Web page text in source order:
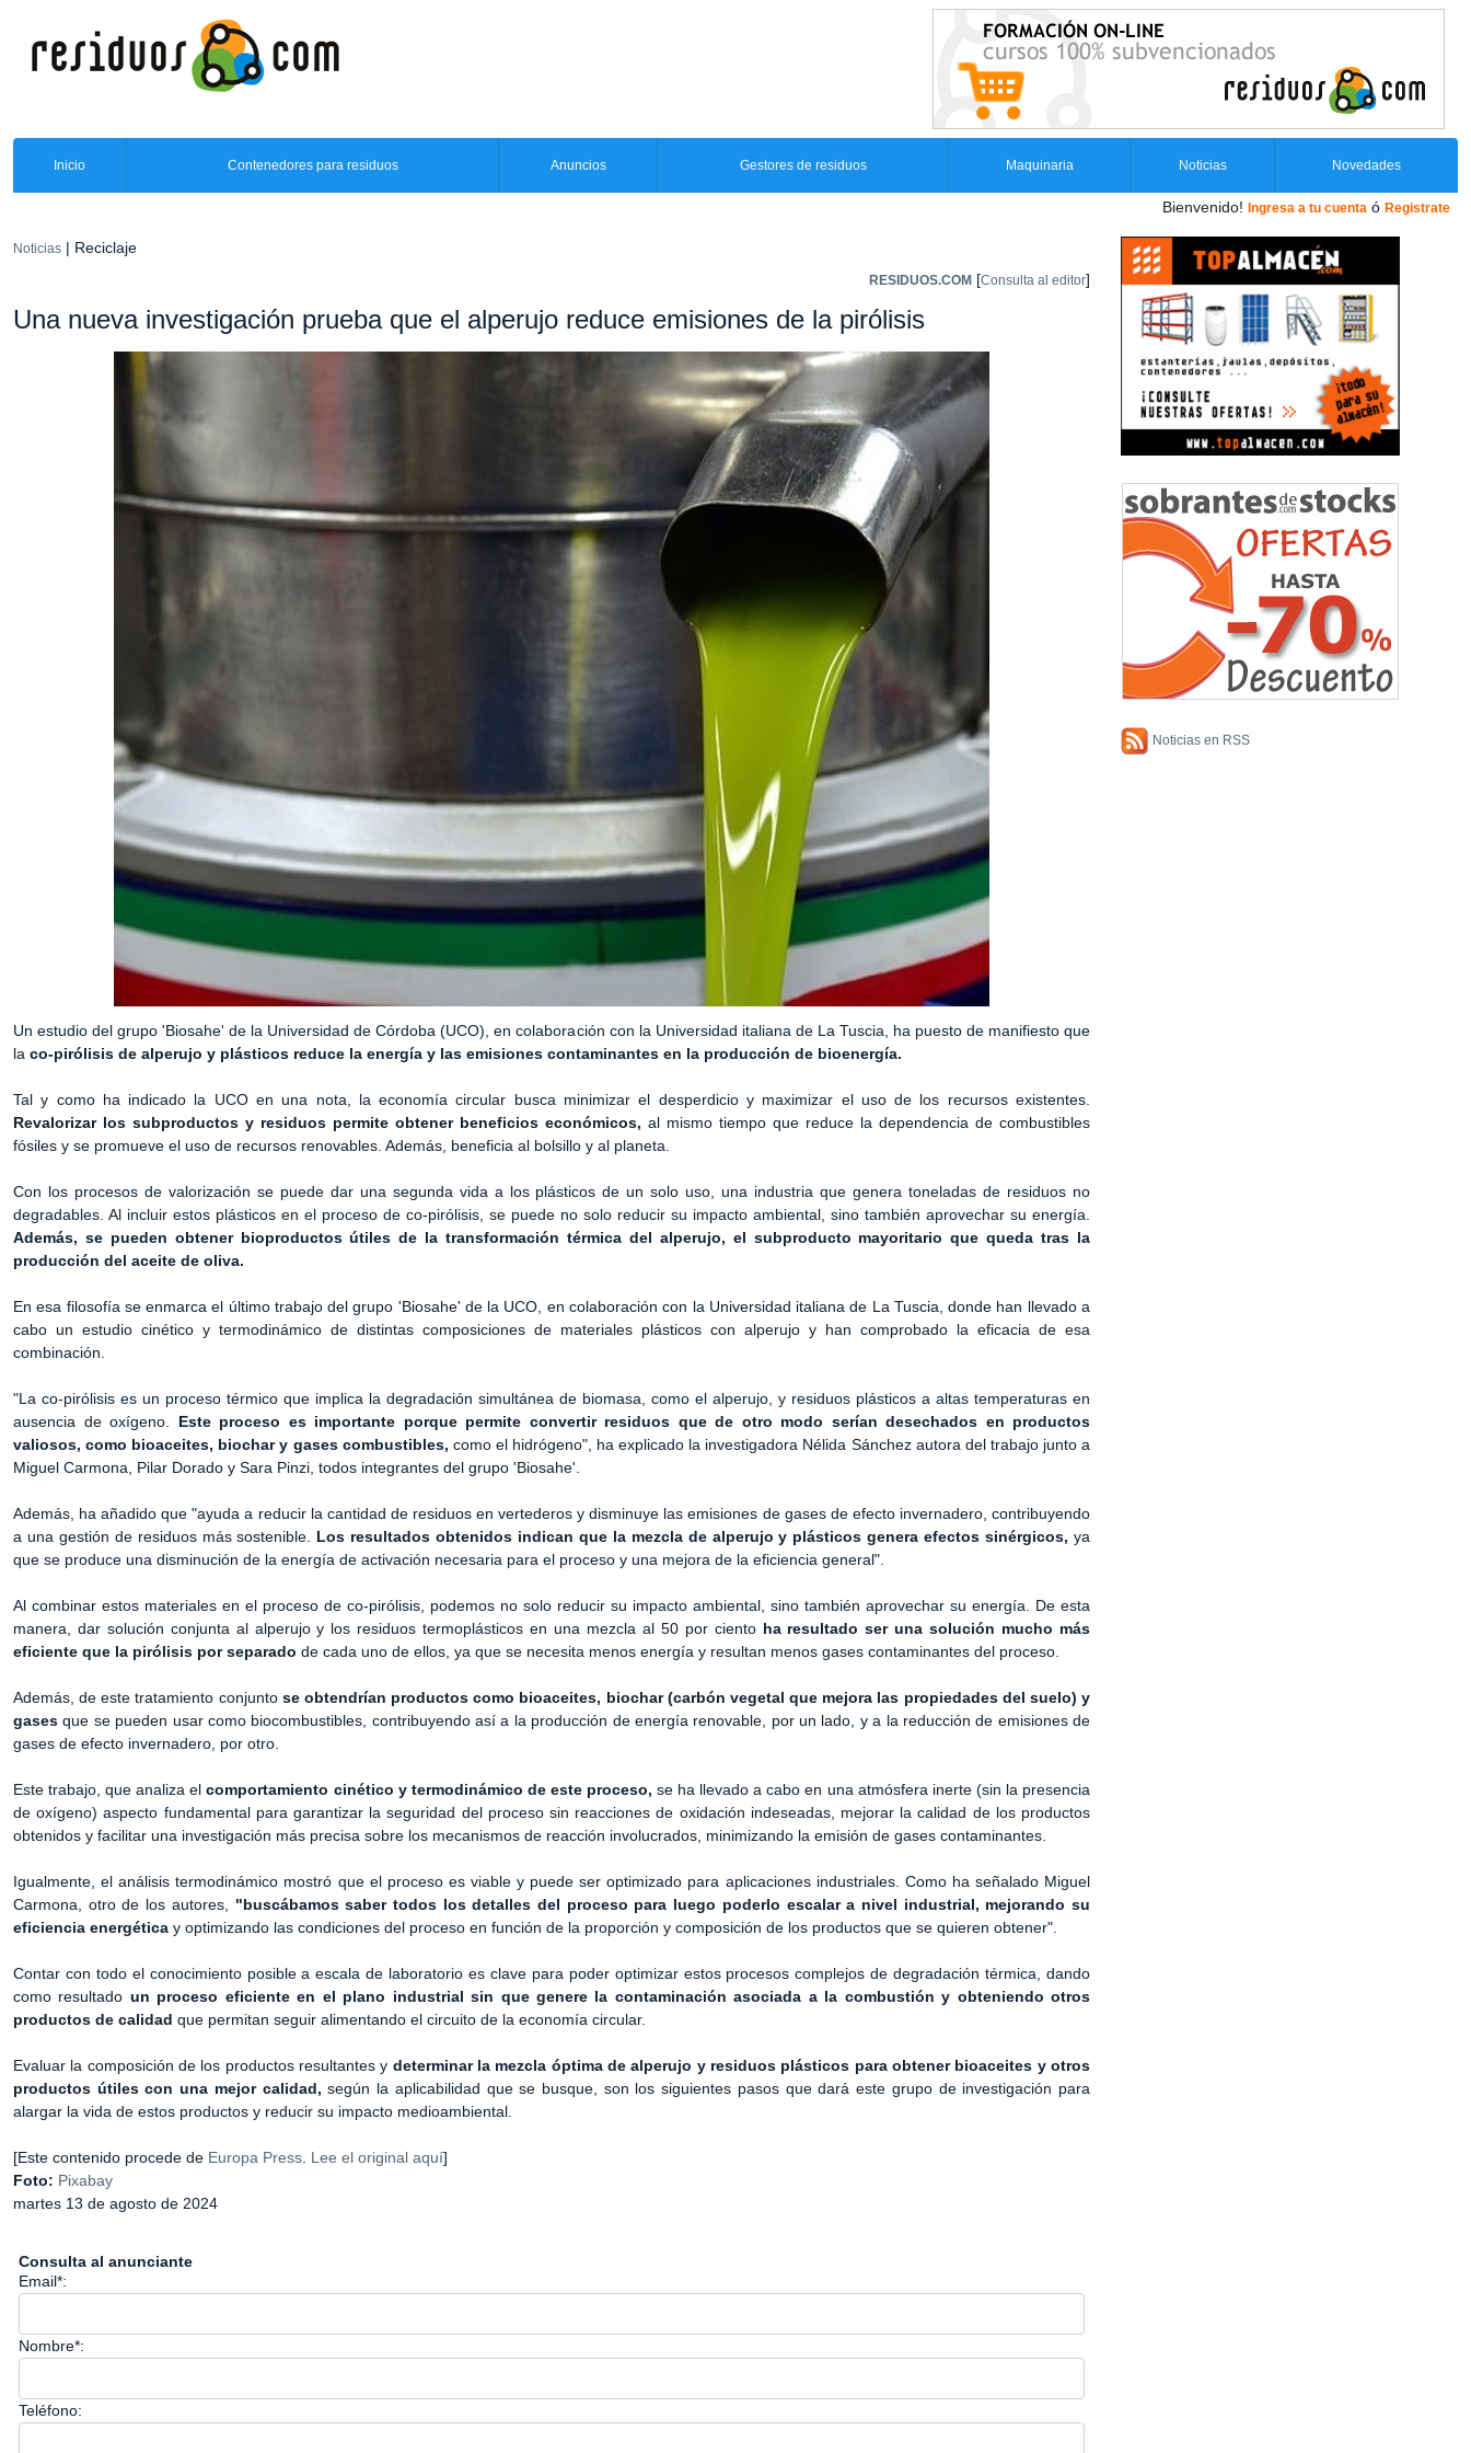
Inicio Contenedores para residuos Anuncios Gestores de residuos Maquinaria Noticias Novedades
Bienvenido! Ingresa a tu cuenta ó Registrate
Noticias | Reciclaje
RESIDUOS.COM [Consulta al editor]
Una nueva investigación prueba que el alperujo reduce emisiones de la pirólisis
Un estudio del grupo 'Biosahe' de la Universidad de Córdoba (UCO), en colaboración con la Universidad italiana de La Tuscia, ha puesto de manifiesto que
la co-pirólisis de alperujo y plásticos reduce la energía y las emisiones contaminantes en la producción de bioenergía.
Tal y como ha indicado la UCO en una nota, la economía circular busca minimizar el desperdicio y maximizar el uso de los recursos existentes.
Revalorizar los subproductos y residuos permite obtener beneficios económicos, al mismo tiempo que reduce la dependencia de combustibles
fósiles y se promueve el uso de recursos renovables. Además, beneficia al bolsillo y al planeta.
Con los procesos de valorización se puede dar una segunda vida a los plásticos de un solo uso, una industria que genera toneladas de residuos no
degradables. Al incluir estos plásticos en el proceso de co-pirólisis, se puede no solo reducir su impacto ambiental, sino también aprovechar su energía.
Además, se pueden obtener bioproductos útiles de la transformación térmica del alperujo, el subproducto mayoritario que queda tras la
producción del aceite de oliva.
En esa filosofía se enmarca el último trabajo del grupo 'Biosahe' de la UCO, en colaboración con la Universidad italiana de La Tuscia, donde han llevado a
cabo un estudio cinético y termodinámico de distintas composiciones de materiales plásticos con alperujo y han comprobado la eficacia de esa
combinación.
"La co-pirólisis es un proceso térmico que implica la degradación simultánea de biomasa, como el alperujo, y residuos plásticos a altas temperaturas en
ausencia de oxígeno. Este proceso es importante porque permite convertir residuos que de otro modo serían desechados en productos
valiosos, como bioaceites, biochar y gases combustibles, como el hidrógeno", ha explicado la investigadora Nélida Sánchez autora del trabajo junto a
Miguel Carmona, Pilar Dorado y Sara Pinzi, todos integrantes del grupo 'Biosahe'.
Además, ha añadido que "ayuda a reducir la cantidad de residuos en vertederos y disminuye las emisiones de gases de efecto invernadero, contribuyendo
a una gestión de residuos más sostenible. Los resultados obtenidos indican que la mezcla de alperujo y plásticos genera efectos sinérgicos, ya
que se produce una disminución de la energía de activación necesaria para el proceso y una mejora de la eficiencia general".
Al combinar estos materiales en el proceso de co-pirólisis, podemos no solo reducir su impacto ambiental, sino también aprovechar su energía. De esta
manera, dar solución conjunta al alperujo y los residuos termoplásticos en una mezcla al 50 por ciento ha resultado ser una solución mucho más
eficiente que la pirólisis por separado de cada uno de ellos, ya que se necesita menos energía y resultan menos gases contaminantes del proceso.
Además, de este tratamiento conjunto se obtendrían productos como bioaceites, biochar (carbón vegetal que mejora las propiedades del suelo) y
gasesque se pueden usar como biocombustibles, contribuyendo así a la producción de energía renovable, por un lado, y a la reducción de emisiones de
gases de efecto invernadero, por otro.
Este trabajo, que analiza elcomportamiento cinético y termodinámico de este proceso, se ha llevado a cabo en una atmósfera inerte (sin la presencia
de oxígeno) aspecto fundamental para garantizar la seguridad del proceso sin reacciones de oxidación indeseadas, mejorar la calidad de los productos
obtenidos y facilitar una investigación más precisa sobre los mecanismos de reacción involucrados, minimizando la emisión de gases contaminantes.
Igualmente, el análisis termodinámico mostró que el proceso es viable y puede ser optimizado para aplicaciones industriales. Como ha señalado Miguel
Carmona, otro de los autores, "buscábamos saber todos los detalles del proceso para luego poderlo escalar a nivel industrial, mejorando su
eficiencia energética y optimizando las condiciones del proceso en función de la proporción y composición de los productos que se quieren obtener".
Contar con todo el conocimiento posible a escala de laboratorio es clave para poder optimizar estos procesos complejos de degradación térmica, dando
como resultado un proceso eficiente en el plano industrial sin que genere la contaminación asociada a la combustión y obteniendo otros
productos de calidad que permitan seguir alimentando el circuito de la economía circular.
Evaluar la composición de los productos resultantes y determinar la mezcla óptima de alperujo y residuos plásticos para obtener bioaceites y otros
productos útiles con una mejor calidad, según la aplicabilidad que se busque, son los siguientes pasos que dará este grupo de investigación para
alargar la vida de estos productos y reducir su impacto medioambiental.
[Este contenido procede de Europa Press Lee el original aquí]
Foto: Pixabay
martes 13 de agosto de 2024
Consulta al anunciante
Email*:
Nombre*:
Teléfono:
Noticias en RSS